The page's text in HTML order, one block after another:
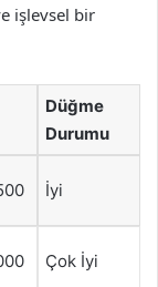
işlevsel bir
Düğme
Durumu
İyi
Çok İyi